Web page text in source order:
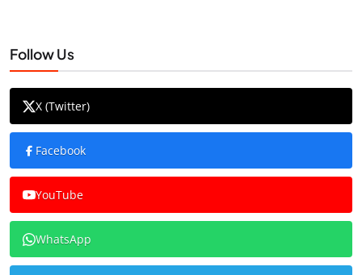
Follow Us
X (Twitter)
Facebook
YouTube
WhatsApp